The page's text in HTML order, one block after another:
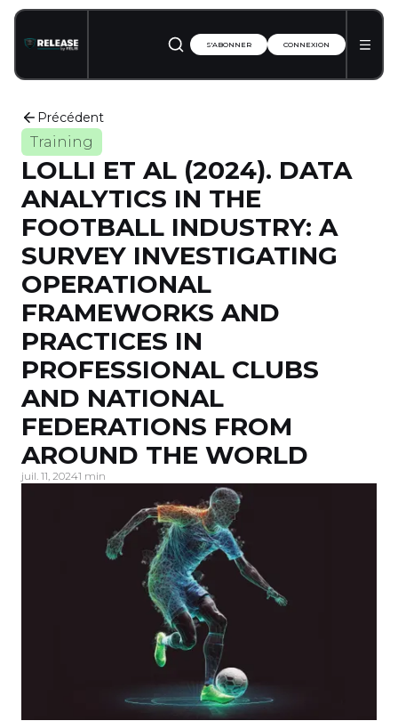
S'ABONNER CONNEXION
Précédent
Training
LOLLI ET AL (2024). DATA
ANALYTICS IN THE
FOOTBALL INDUSTRY: A
SURVEY INVESTIGATING
OPERATIONAL
FRAMEWORKS AND
PRACTICES IN
PROFESSIONAL CLUBS
AND NATIONAL
FEDERATIONS FROM
AROUND THE WORLD
juil. 11, 20241 min